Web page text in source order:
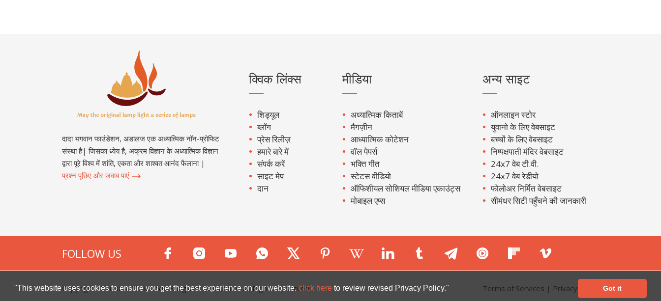
"This website uses cookies to ensure you get the best experience on our website.click here to review revised Privacy Policy." Got it
दादा भगवान फाउंडेशन, अडालज एक अध्यात्मिक नॉन-प्रोफिट
संस्था है| जिसका ध्येय है, अक्रम विज्ञान के अध्यात्मिक विज्ञान
द्वारा पूरे विश्व में शांति, एकता और शाश्वत आनंद फैलाना |
प्रश्न पूछिए और जवाब पाएं
क्विक लिंक्स
शिड्यूल
ब्लॉग
प्रेस रिलीज़
हमारे बारे में
संपर्क करें
साइट मेप
दान
मीडिया
अध्यात्मिक किताबें
मैगज़ीन
आध्यात्मिक कोटेशन
वॉल पेपर्स
भक्ति गीत
स्टेटस वीडियो
ऑफिशीयल सोशियल मीडिया एकाउंट्स
मोबाइल एप्स
अन्य साइट
ऑनलाइन स्टोर
युवानो के लिए वेबसाइट
बच्चों के लिए वेबसाइट
निष्पक्षपाती मंदिर वेबसाइट
24x7 वेब टी.वी.
24x7 वेब रेडीयो
फोलोअर निर्मित वेबसाइट
सीमंधर सिटी पहुँचने की जानकारी
FOLLOW US
Copyright © 2000 -2026Dada Bhagwan Foundation. All Rights Reserved. Terms of Services | Privacy Policy